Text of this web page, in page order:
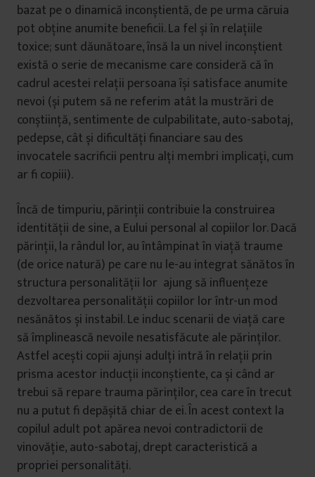
bazat pe o dinamică inconștientă, de pe urma căruia
pot obține anumite beneficii. La fel și în relațiile
toxice; sunt dăunătoare, însă la un nivel inconștient
există o serie de mecanisme care consideră că în
cadrul acestei relații persoana își satisface anumite
nevoi (și putem să ne referim atât la mustrări de
conștiință, sentimente de culpabilitate, auto-sabotaj,
pedepse, cât și dificultăți financiare sau des
invocatele sacrificii pentru alți membri implicați, cum
ar fi copiii).
Încă de timpuriu, părinții contribuie la construirea
identității de sine, a Eului personal al copiilor lor. Dacă
părinții, la rândul lor, au întâmpinat în viață traume
(de orice natură) pe care nu le-au integrat sănătos în
structura personalității lor ajung să influențeze
dezvoltarea personalității copiilor lor într-un mod
nesănătos și instabil. Le induc scenarii de viață care
să împlinească nevoile nesatisfăcute ale părinților.
Astfel acești copii ajunși adulți intră în relații prin
prisma acestor inducții inconștiente, ca și când ar
trebui să repare trauma părinților, cea care în trecut
nu a putut fi depășită chiar de ei. În acest context la
copilul adult pot apărea nevoi contradictorii de
vinovăție, auto-sabotaj, drept caracteristică a
propriei personalități.